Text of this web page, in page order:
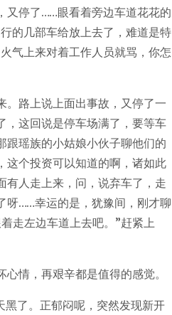
又停了……眼看着旁边车道花花的
的几部车给放上去了，难道是特
气上来对着工作人员就骂，你怎
。路上说上面出事故，又停了一
，这回说是停车场满了，要等车
跟瑶族的小姑娘小伙子聊他们的
这个投资可以知道的啊，诸如此
有人走上来，问，说弃车了，走
呀……幸运的是，犹豫间，刚才聊
走左边车道上去吧。”赶紧上
情，再艰辛都是值得的感觉。
黑了。正郁闷呢，突然发现新开